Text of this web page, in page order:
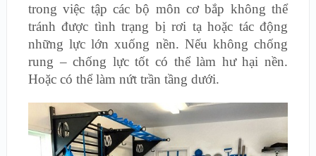
trong việc tập các bộ môn cơ bắp không thể
tránh được tình trạng bị rơi tạ hoặc tác động
những lực lớn xuống nền. Nếu không chống
rung – chống lực tốt có thể làm hư hại nền.
Hoặc có thể làm nứt trần tầng dưới.